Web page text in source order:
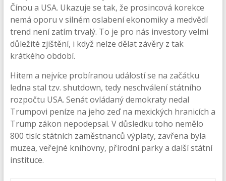
Čínou a USA. Ukazuje se tak, že prosincová korekce
nemá oporu v silném oslabení ekonomiky a medvědí
trend není zatím trvalý. To je pro nás investory velmi
důležité zjištění, i když nelze dělat závěry z tak
krátkého období.
Hitem a nejvíce probíranou událostí se na začátku
ledna stal tzv. shutdown, tedy neschválení státního
rozpočtu USA. Senát ovládaný demokraty nedal
Trumpovi peníze na jeho zeď na mexických hranicích a
Trump zákon nepodepsal. V důsledku toho nemělo
800 tisíc státních zaměstnanců výplaty, zavřena byla
muzea, veřejné knihovny, přírodní parky a další státní
instituce.